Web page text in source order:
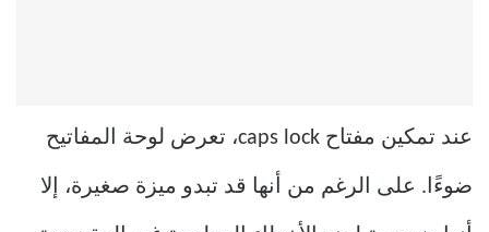
عند تمكين مفتاح caps lock، تعرض لوحة المفاتيح
ضوءًا. على الرغم من أنها قد تبدو ميزة صغيرة، إلا